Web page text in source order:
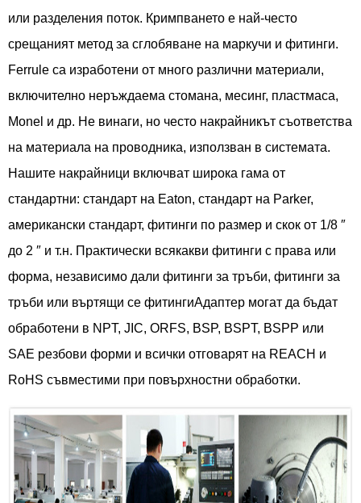
или разделения поток. Кримпването е най-често
срещаният метод за сглобяване на маркучи и фитинги.
Ferrule са изработени от много различни материали,
включително неръждаема стомана, месинг, пластмаса,
Monel и др. Не винаги, но често накрайникът съответства
на материала на проводника, използван в системата.
Нашите накрайници включват широка гама от
стандартни: стандарт на Eaton, стандарт на Parker,
американски стандарт, фитинги по размер и скок от 1/8 ″
до 2 ″ и т.н. Практически всякакви фитинги с права или
форма, независимо дали фитинги за тръби, фитинги за
тръби или въртящи се фитингиАдаптер могат да бъдат
обработени в NPT, JIC, ORFS, BSP, BSPT, BSPP или
SAE резбови форми и всички отговарят на REACH и
RoHS съвместими при повърхностни обработки.